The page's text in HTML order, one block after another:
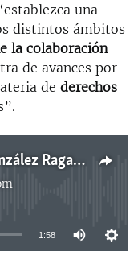
una
distintos ámbitos
la colaboración
de avances por
de derechos
Declaraciones de Alejandro González Raga, director ejecutivo OCDH
available
1:58